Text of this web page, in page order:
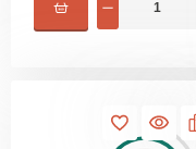
ВЕС, КГ: